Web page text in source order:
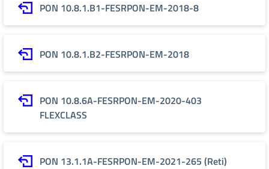
PON 10.8.1.B1-FESRPON-EM-2018-8
PON 10.8.1.B2-FESRPON-EM-2018
PON 10.8.6A-FESRPON-EM-2020-403
FLEXCLASS
PON 13.1.1A-FESRPON-EM-2021-265 (Reti)